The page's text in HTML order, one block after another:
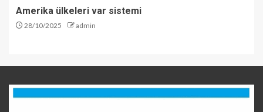
Amerika ülkeleri var sistemi
28/10/2025 admin